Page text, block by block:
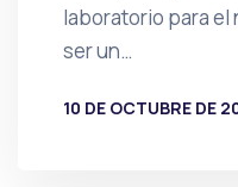
laboratorio para el
ser un…
10 DE OCTUBRE DE